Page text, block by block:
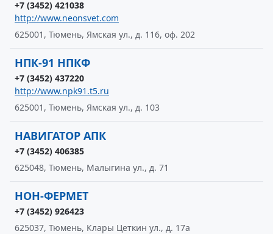
+7 (3452) 421038
http://www.neonsvet.com
625001, Тюмень, Ямская ул., д. 116, оф. 202
НПК-91 НПКФ
+7 (3452) 437220
http://www.npk91.t5.ru
625001, Тюмень, Ямская ул., д. 103
НАВИГАТОР АПК
+7 (3452) 406385
625048, Тюмень, Малыгина ул., д. 71
НОН-ФЕРМЕТ
+7 (3452) 926423
625037, Тюмень, Клары Цеткин ул., д. 17а